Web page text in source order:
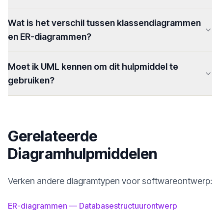
Wat is het verschil tussen klassendiagrammen
en ER-diagrammen?
Moet ik UML kennen om dit hulpmiddel te
gebruiken?
Gerelateerde
Diagramhulpmiddelen
Verken andere diagramtypen voor softwareontwerp:
ER-diagrammen — Databasestructuurontwerp